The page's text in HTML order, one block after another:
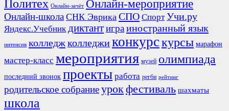
Политех Онлайн-зачёт Онлайн-мероприятие
Онлайн-школа СНК Эврика СПО Спорт Учи.ру
Яндекс.Учебник диктантигра иностранный язык
интенсив колледжколледжиконкурскурсы марафон
мастер-класс мероприятия музей олимпиада
последний звонок проекты работа регби рейтинг
родительское собраниеурок фестиваль шахматы
школа